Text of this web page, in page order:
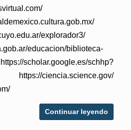
explorador3/
educacion/biblioteca-
scholar.google.es/schhp?
Continuar leyendo